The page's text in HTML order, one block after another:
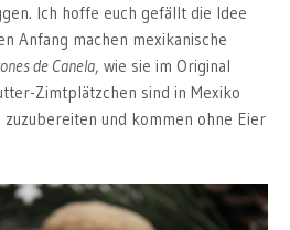
Ich hoffe euch gefällt die Idee
Anfang machen mexikanische
de Canela, wie sie im Original
Zimtplätzchen sind in Mexiko
und kommen ohne Eier